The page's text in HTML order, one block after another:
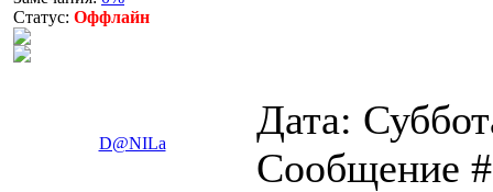
Статус: Оффлайн
D@NILa
Дата:
Сообщение